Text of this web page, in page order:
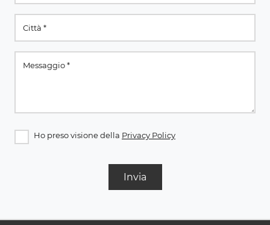
Ho preso visione della Privacy Policy
Invia